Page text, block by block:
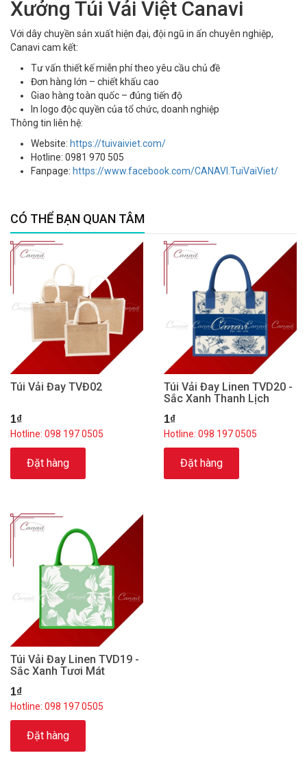
Xưởng Túi Vải Việt Canavi
Với dây chuyền sản xuất hiện đại, đội ngũ in ấn chuyên nghiệp,
Canavi cam kết:
Tư vấn thiết kế miễn phí theo yêu cầu chủ đề
Đơn hàng lớn – chiết khấu cao
Giao hàng toàn quốc – đúng tiến độ
In logo độc quyền của tổ chức, doanh nghiệp
Thông tin liên hệ:
Website: https://tuivaiviet.com/
Hotline: 0981 970 505
Fanpage: https://www.facebook.com/CANAVI.TuiVaiViet/
CÓ THỂ BẠN QUAN TÂM
Túi Vải Đay TVĐ02
1₫
Hotline: 098 197 0505
Đặt hàng
Túi Vải Đay Linen TVD20 -
Sắc Xanh Thanh Lịch
1₫
Hotline: 098 197 0505
Đặt hàng
Túi Vải Đay Linen TVD19 -
Sắc Xanh Tươi Mát
1₫
Hotline: 098 197 0505
Đặt hàng